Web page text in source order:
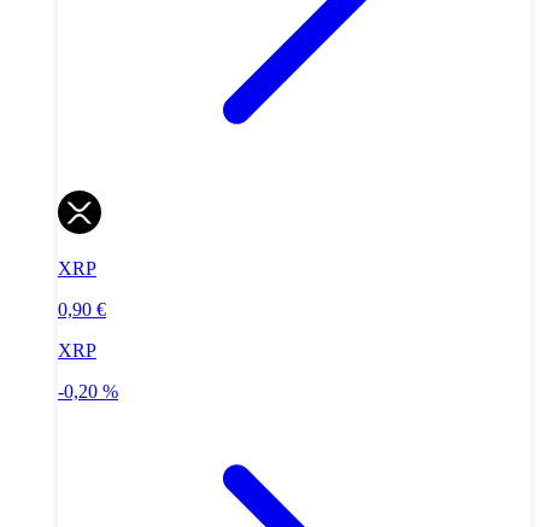
XRP
0,90 €
XRP
-0,20 %